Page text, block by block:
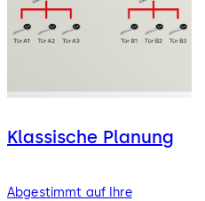
Klassische Planung
Abgestimmt auf Ihre